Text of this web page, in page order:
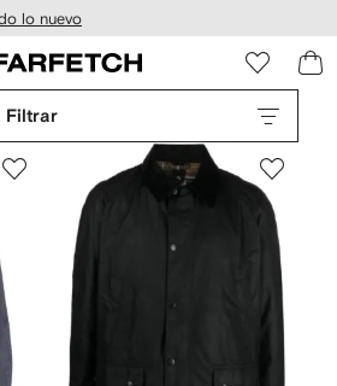
lo nuevo
Filtrar